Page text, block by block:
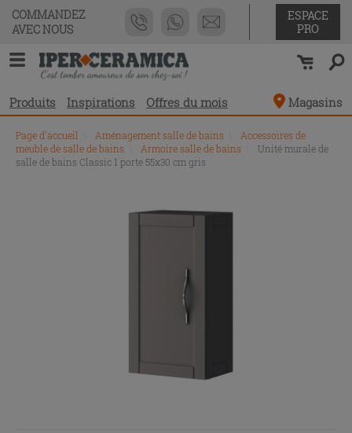
COMMANDEZ
AVEC NOUS
ESPACE
PRO
Produits Inspirations Offres du mois Magasins
Page d'accueil Aménagement salle de bains
Accessoires de
meuble de salle de bains
Armoire salle de bains
Unité murale de
salle de bains Classic 1 porte 55x30 cm gris